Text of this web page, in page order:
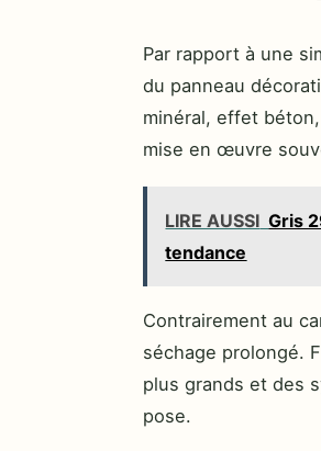
Par rapport à une
du panneau
minéral, effet
mise en œuvre
LIRE AUSSI Gris
tendance
Contrairement au
séchage prolongé.
plus grands et des
pose.